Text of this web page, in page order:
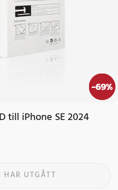
-69%
till iPhone SE 2024
HAR UTGÅTT